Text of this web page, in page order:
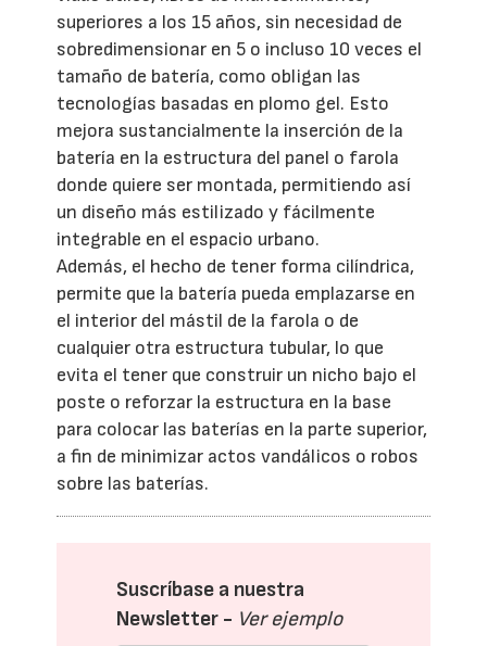
superiores a los 15 años, sin necesidad de
sobredimensionar en 5 o incluso 10 veces el
tamaño de batería, como obligan las
tecnologías basadas en plomo gel. Esto
mejora sustancialmente la inserción de la
batería en la estructura del panel o farola
donde quiere ser montada, permitiendo así
un diseño más estilizado y fácilmente
integrable en el espacio urbano.
Además, el hecho de tener forma cilíndrica,
permite que la batería pueda emplazarse en
el interior del mástil de la farola o de
cualquier otra estructura tubular, lo que
evita el tener que construir un nicho bajo el
poste o reforzar la estructura en la base
para colocar las baterías en la parte superior,
a fin de minimizar actos vandálicos o robos
sobre las baterías.
Suscríbase a nuestra
Newsletter - Ver ejemplo